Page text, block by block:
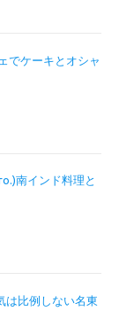
でケーキとオシャ
南インド料理と
は比例しない名東